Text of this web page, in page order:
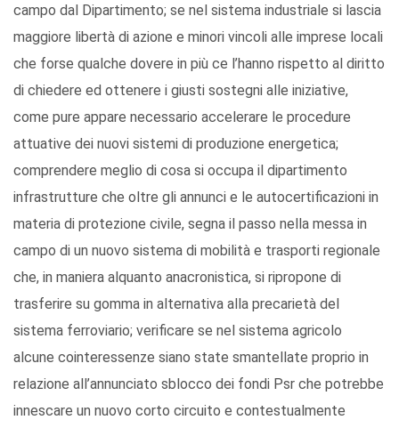
campo dal Dipartimento; se nel sistema industriale si lascia
maggiore libertà di azione e minori vincoli alle imprese locali
che forse qualche dovere in più ce l’hanno rispetto al diritto
di chiedere ed ottenere i giusti sostegni alle iniziative,
come pure appare necessario accelerare le procedure
attuative dei nuovi sistemi di produzione energetica;
comprendere meglio di cosa si occupa il dipartimento
infrastrutture che oltre gli annunci e le autocertificazioni in
materia di protezione civile, segna il passo nella messa in
campo di un nuovo sistema di mobilità e trasporti regionale
che, in maniera alquanto anacronistica, si ripropone di
trasferire su gomma in alternativa alla precarietà del
sistema ferroviario; verificare se nel sistema agricolo
alcune cointeressenze siano state smantellate proprio in
relazione all’annunciato sblocco dei fondi Psr che potrebbe
innescare un nuovo corto circuito e contestualmente